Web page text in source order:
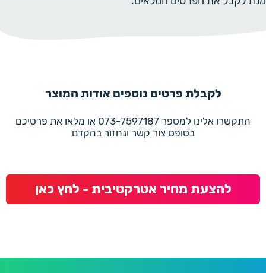
לקבלת פרטים נוספים אודות המוצר
התקשרו אלינו למספר 073-7597187 או מלאו את פרטיכם
בטופס צור קשר ונחזור בהקדם
להצעת מחיר אטרקטיבית - לחץ כאן